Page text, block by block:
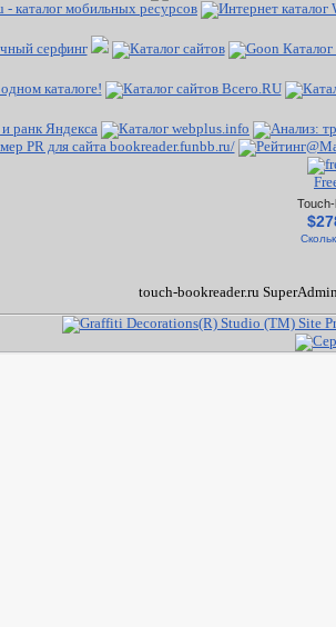
touch-bookreader.ru